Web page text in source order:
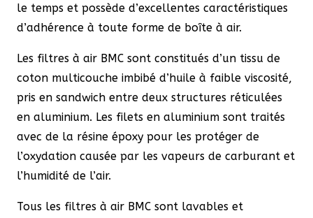
le temps et possède d’excellentes caractéristiques
d’adhérence à toute forme de boîte à air.
Les filtres à air BMC sont constitués d’un tissu de
coton multicouche imbibé d’huile à faible viscosité,
pris en sandwich entre deux structures réticulées
en aluminium. Les filets en aluminium sont traités
avec de la résine époxy pour les protéger de
l’oxydation causée par les vapeurs de carburant et
l’humidité de l’air.
Tous les filtres à air BMC sont lavables et